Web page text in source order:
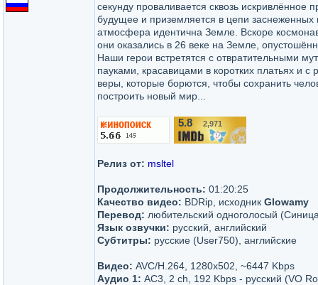
секунду проваливается сквозь искривлённое
будущее и приземляется в цепи заснеженных
атмосфера идентична Земле. Вскоре
они оказались в 26 веке на Земле,
Наши герои встретятся с отвратительными
пауками, красавицами в коротких платьях и с
веры, которые борются, чтобы сохранить
построить новый мир...
5.8 2,971
Релиз от: msltel
Продолжительность: 01:20:25
Качество видео: BDRip, исходник Glowamy
Перевод: любительский одноголосый
Язык озвучки: русский, английский
Субтитры: русские (User750), английские
Видео: AVC/H.264, 1280x502, ~6447 Kbps
Аудио 1: AC3, 2 ch, 192 Kbps - русский (VO